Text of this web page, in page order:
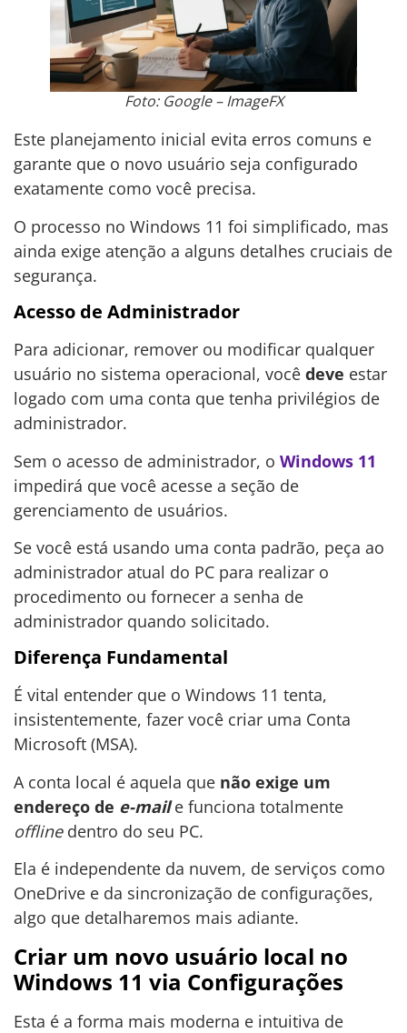
Foto: Google – ImageFX
Este planejamento inicial evita erros comuns e
garante que o novo usuário seja configurado
exatamente como você precisa.
O processo no Windows 11 foi simplificado, mas
ainda exige atenção a alguns detalhes cruciais de
segurança.
Acesso de Administrador
Para adicionar, remover ou modificar qualquer
usuário no sistema operacional, você deve estar
logado com uma conta que tenha privilégios de
administrador.
Sem o acesso de administrador, o Windows 11
impedirá que você acesse a seção de
gerenciamento de usuários.
Se você está usando uma conta padrão, peça ao
administrador atual do PC para realizar o
procedimento ou fornecer a senha de
administrador quando solicitado.
Diferença Fundamental
É vital entender que o Windows 11 tenta,
insistentemente, fazer você criar uma Conta
Microsoft (MSA).
A conta local é aquela que não exige um
endereço de e-maile funciona totalmente
offlinedentro do seu PC.
Ela é independente da nuvem, de serviços como
OneDrive e da sincronização de configurações,
algo que detalharemos mais adiante.
Criar um novo usuário local no
Windows 11 via Configurações
Esta é a forma mais moderna e intuitiva de